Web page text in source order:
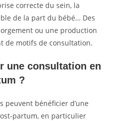
correcte du sein, la
de la part du bébé… Des
ou une production
de motifs de consultation.
une consultation en
?
peuvent bénéficier d’une
partum, en particulier